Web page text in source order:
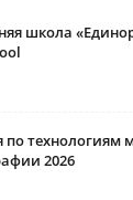
школа
технологиям
2026